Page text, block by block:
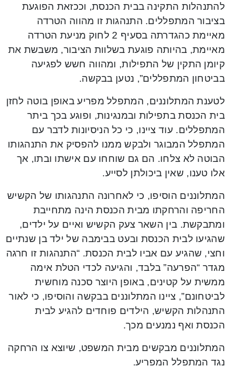
להתנהלות התקינה בבית הכנסת, וככזאת הפוגעת
בציבור המתפללים. התנהגות זו מהווה הטרדה
מאיימת כהגדרתה בסעיף 2 לחוק מניעת הטרדה
מאיימת, בהיותה פוגעת בשלוות הציבור, משבשת את
קיומן התקין של התפילות, ומהווה חשש לפגיעה
בביטחון המתפללים”, נטען בבקשה.
לטענת המתלוננים, המתפלל מפריע באופן בוטה לחזן
בית הכנסת בתפילות ובמנגינות, ופוגע בכך ביתר
המתפללים. עוד ציינו, כי כל הניסיונות לדבר עם
המתפלל המבוגר ולבקש ממנו להפסיק את התנהגותו
הבוטה לא צלחו. הם גם שוחחו עם אישתו ובתו, אך
אלו טענו, שאין ביכולתן לסייע.
המתלוננים הוסיפו, כי לאחרונה התנהגותו של הקשיש
החריפה והרחקתו מבית הכנסת הינה מתחייבת
ומתבקשת. בין השאר צעק הקשיש ואיים על ילדים,
שהגיעו לבית הכנסת ובעט בבימבה של ילד בן שנתיים
וחצי, שהגיע עם אביו לבית הכנסת. “התנהגות זו חרגה
מגדר “הפרעה” בלבד, והגיעה לכדי הטלת אימה
ממשית על קטינים, באופן היוצר סכנה מוחשית
לביטחונם”, ציינו המתלוננים בבקשה והוסיפו, כי לאור
התנהלות הקשיש, הילדים פוחדים להגיע לבית
הכנסת ואף נמנעים מכך.
המתלוננים מבקשים מבית המשפט, שיוצא צו הרחקה
נגד המתפלל המפריע.